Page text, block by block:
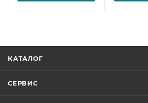
КАТАЛОГ
СЕРВИС